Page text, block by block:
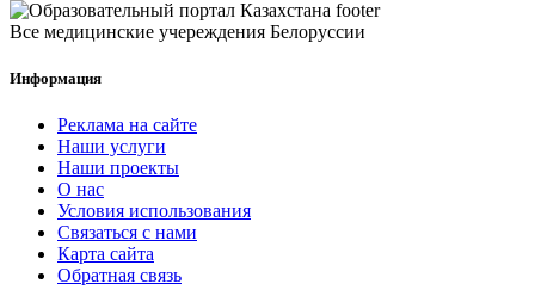
Все медицинские учереждения Белоруссии
Информация
Реклама на сайте
Наши услуги
Наши проекты
О нас
Условия использования
Связаться с нами
Карта сайта
Обратная связь